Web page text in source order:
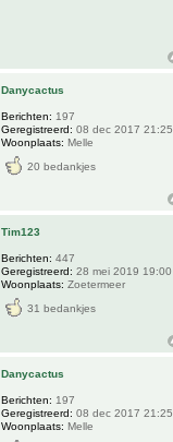
Danycactus
Berichten: 197
Geregistreerd: 08 dec 2017 21:25
Woonplaats: Melle
20 bedankjes
Tim123
Berichten: 447
Geregistreerd: 28 mei 2019 19:00
Woonplaats: Zoetermeer
31 bedankjes
Danycactus
Berichten: 197
Geregistreerd: 08 dec 2017 21:25
Woonplaats: Melle